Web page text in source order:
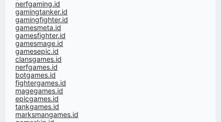
nerfgaming.id
gamingtanker.id
gamingfighter.id
gamesmeta.id
gamesfighter.id
gamesmage.id
gamesepic.id
clansgames.id
nerfgames.id
botgames.id
fightergames.id
magegames.id
epicgames.id
tankgames.id
marksmangames.id